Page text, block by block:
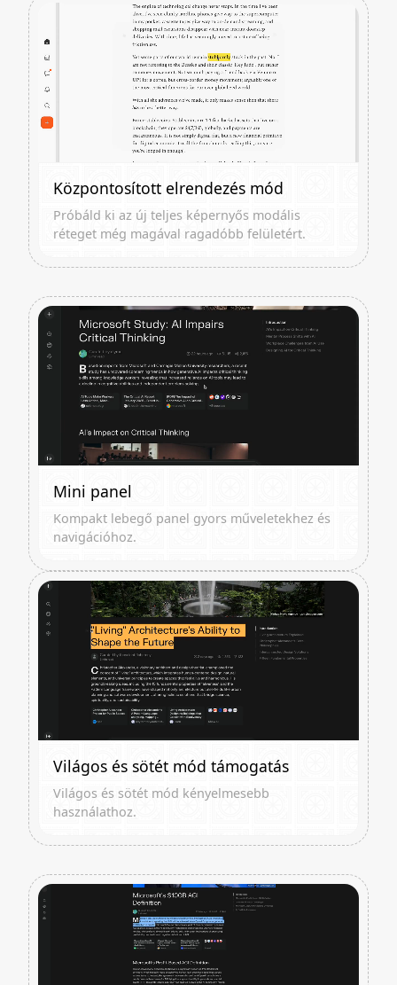
Központosított elrendezés mód
Próbáld ki az új teljes képernyős modális
réteget még magával ragadóbb felületért.
Mini panel
Kompakt lebegő panel gyors műveletekhez és
navigációhoz.
Világos és sötét mód támogatás
Világos és sötét mód kényelmesebb
használathoz.